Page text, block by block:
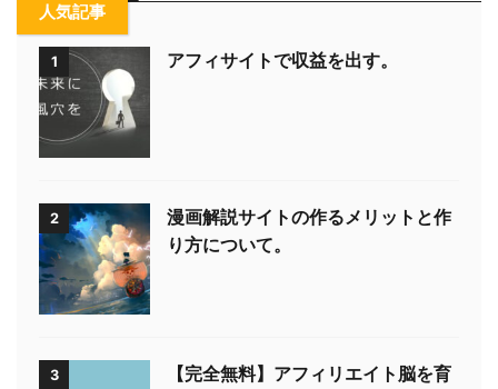
人気記事
1 アフィサイトで収益を出す。
2
漫画解説サイトの作るメリットと作
り方について。
3
【完全無料】アフィリエイト脳を育